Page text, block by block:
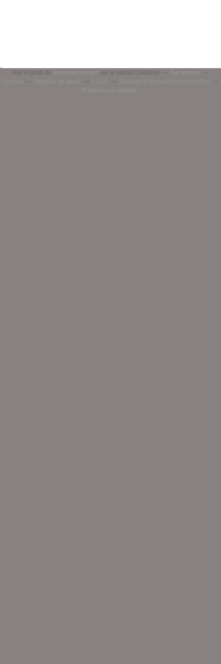
Voir le profil de jean-paul vialard sur le portail Overblog
Top articles
Contact
Signaler un abus C.G.U.
Cookies et données personnelles
Préférences cookies